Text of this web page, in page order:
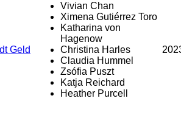
Geld
Vivian Chan
Ximena Gutiérrez Toro
Katharina von
Hagenow
Christina Harles
Claudia Hummel
Zsófia Puszt
Katja Reichard
Heather Purcell